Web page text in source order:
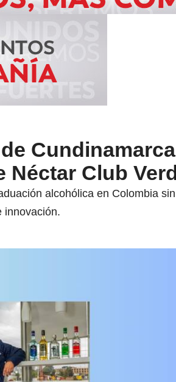
Néctar Club
alcohólica en Colombia
innovación.